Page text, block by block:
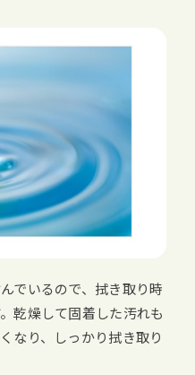
でいるので、拭き取り時
乾燥して固着した汚れも
なり、しっかり拭き取り